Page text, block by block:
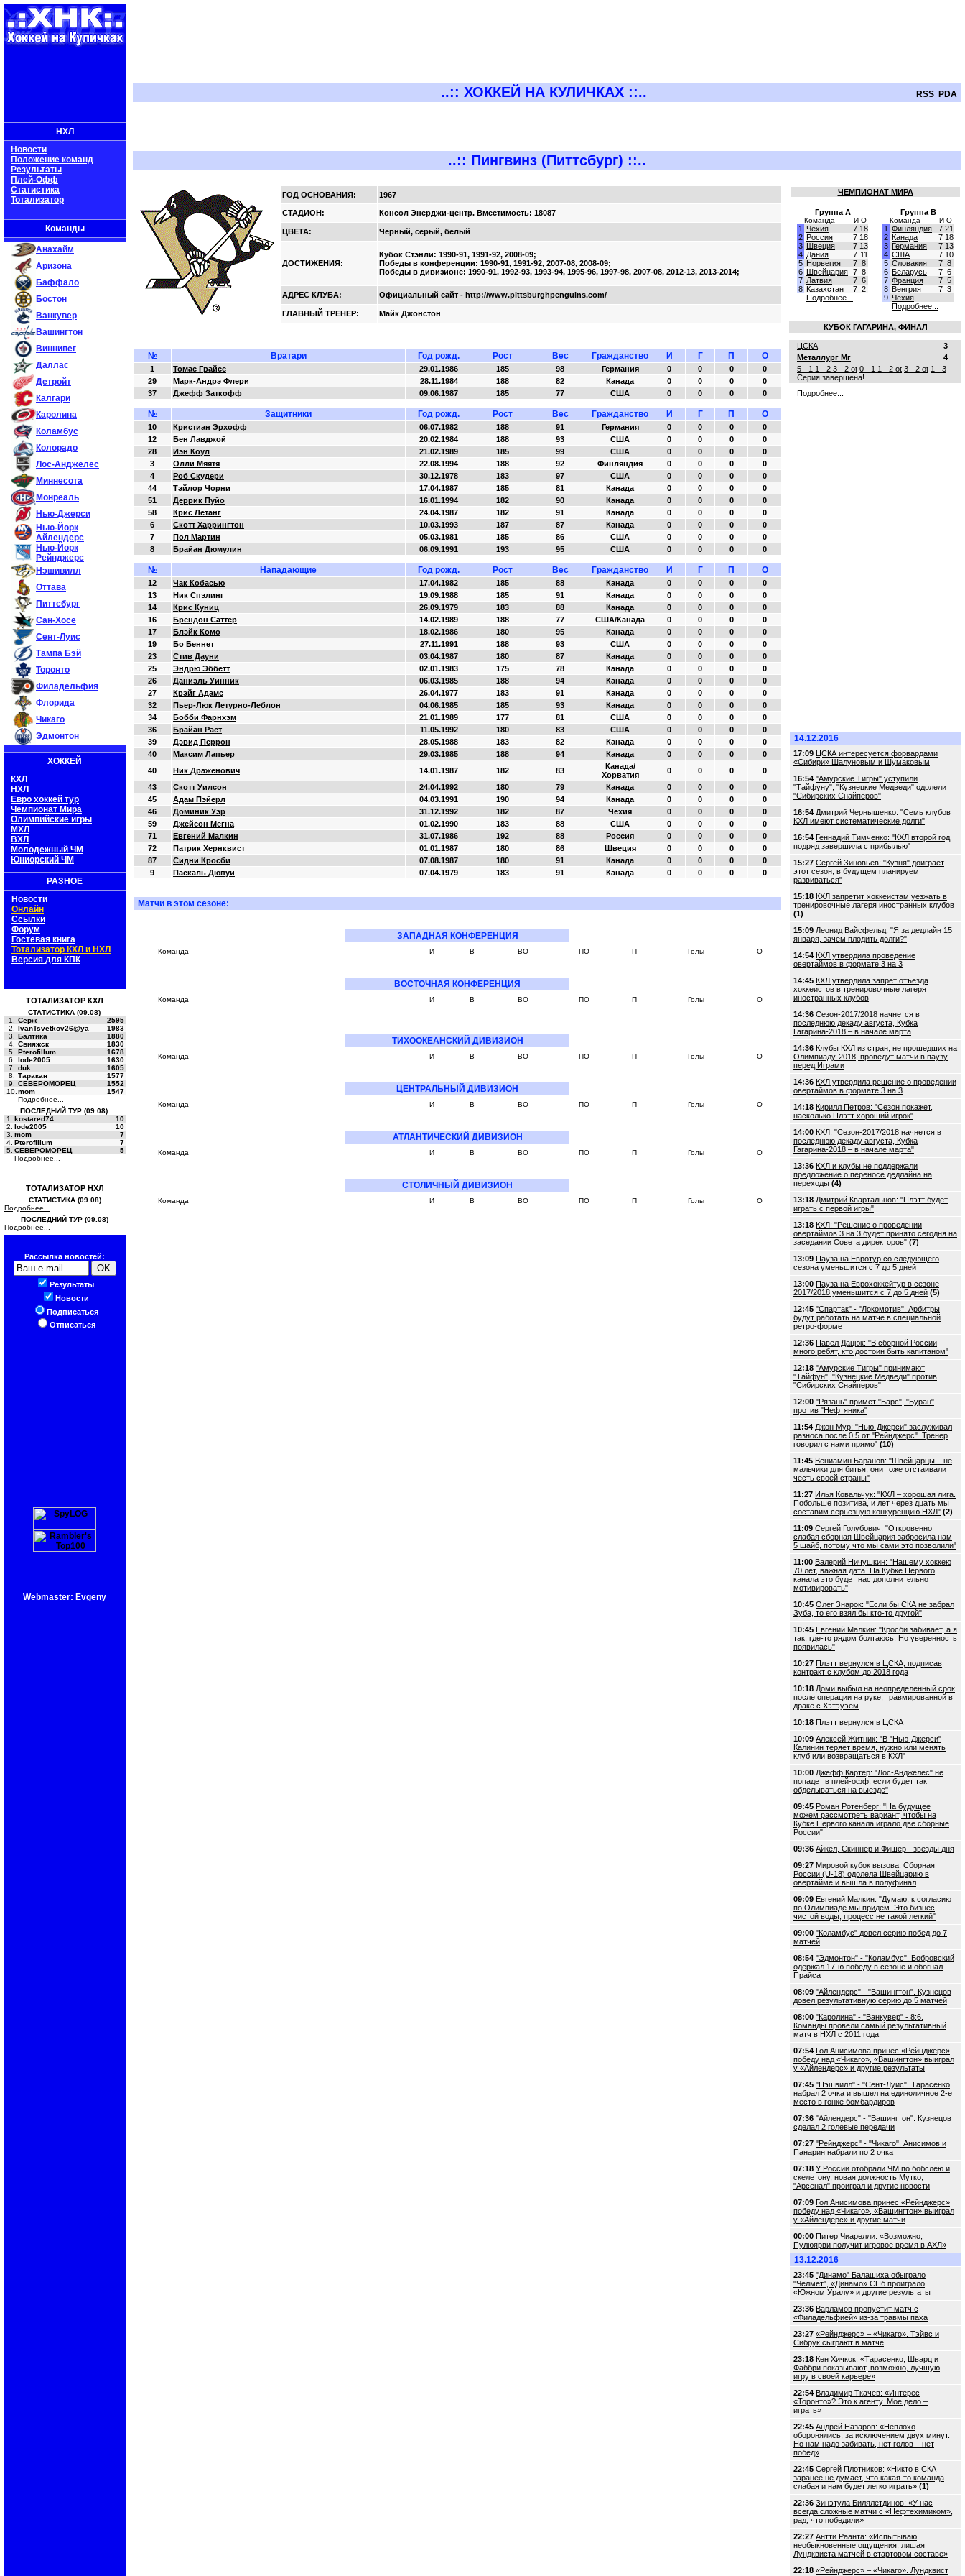
НХЛ
Новости
Положение команд
Результаты
Плей-Офф
Статистика
Тотализатор
Команды
Анахайм
Аризона
Баффало
Бостон
Ванкувер
Вашингтон
Виннипег
Даллас
Детройт
Калгари
Каролина
Коламбус
Колорадо
Лос-Анджелес
Миннесота
Монреаль
Нью-Джерси
Нью-Йорк
Айлендерс
Нью-Йорк
Рейнджерс
Нэшивилл
Оттава
Питтсбург
Сан-Хосе
Сент-Луис
Тампа Бэй
Торонто
Филадельфия
Флорида
Чикаго
Эдмонтон
ХОККЕЙ
КХЛ
НХЛ
Евро хоккей тур
Чемпионат Мира
Олимпийские игры
МХЛ
ВХЛ
Молодежный ЧМ
Юниорский ЧМ
РАЗНОЕ
Новости
Онлайн
Ссылки
Форум
Гостевая книга
Тотализатор КХЛ и НХЛ
Версия для КПК
ТОТАЛИЗАТОР КХЛ
СТАТИСТИКА (09.08)
1.
Серж
2595
2.
IvanTsvetkov26@ya
1983
3.
Балтика
1880
4.
Свияжск
1830
5.
Pterofillum
1678
6.
lode2005
1630
7.
duk
1605
8.
Таракан
1577
9.
СЕВЕРОМОРЕЦ
1552
10. mom
1547
Подробнее...
ПОСЛЕДНИЙ ТУР (09.08)
1.
kostared74
10
2. lode2005
10
3. mom
7
4. Pterofillum
7
5. СЕВЕРОМОРЕЦ
5
Подробнее...
ТОТАЛИЗАТОР НХЛ
СТАТИСТИКА (09.08)
Подробнее...
ПОСЛЕДНИЙ ТУР (09.08)
Подробнее...
Рассылка новостей:
Результаты
Новости
Подписаться
Отписаться
Webmaster: Evgeny
..:: ХОККЕЙ НА КУЛИЧКАХ ::.. RSS PDA
..:: Пингвинз (Питтсбург) ::..
ГОД ОСНОВАНИЯ: 1967
СТАДИОН: Консол Энерджи-центр. Вместимость: 18087
ЦВЕТА: Чёрный, серый, белый
ДОСТИЖЕНИЯ:
Кубок Стэнли: 1990-91, 1991-92, 2008-09;
Победы в конференции: 1990-91, 1991-92, 2007-08, 2008-09;
Победы в дивизионе: 1990-91, 1992-93, 1993-94, 1995-96, 1997-98, 2007-08, 2012-13, 2013-2014;
АДРЕС КЛУБА: Официальный сайт - http://www.pittsburghpenguins.com/
ГЛАВНЫЙ ТРЕНЕР: Майк Джонстон
№ Вратари Год рожд. Рост Вес Гражданство И Г П О
1 Томас Грайсс 29.01.1986 185 98 Германия 0 0 0
0
29
Марк-Андрэ Флери 28.11.1984 188 82 Канада 0 0 0
0
37
Джефф Заткофф 09.06.1987 185 77 США 0 0 0 0
№ Защитники Год рожд. Рост Вес Гражданство И Г П О
10 Кристиан Эрхофф 06.07.1982 188 91 Германия 0 0 0
0
12
Бен Лавджой 20.02.1984 188 93 США 0 0 0
0
28
Иэн Коул 21.02.1989 185 99 США 0 0 0
0
3
Олли Мяятя 22.08.1994 188 92 Финляндия 0 0 0
0
4
Роб Скудери 30.12.1978 183 97 США 0 0 0
0
44
Тэйлор Чорни 17.04.1987 185 81 Канада 0 0 0
0
51
Деррик Пуйо 16.01.1994 182 90 Канада 0 0 0
0
58
Крис Летанг 24.04.1987 182 91 Канада 0 0 0
0
6
Скотт Харрингтон 10.03.1993 187 87 Канада 0 0 0
0
7
Пол Мартин 05.03.1981 185 86 США 0 0 0
0
8
Брайан Дюмулин 06.09.1991 193 95 США 0 0 0 0
№ Нападающие Год рожд. Рост Вес Гражданство И Г П О
12 Чак Кобасью 17.04.1982 185 88 Канада 0 0 0
0
13
Ник Спэлинг 19.09.1988 185 91 Канада 0 0 0
0
14
Крис Куниц 26.09.1979 183 88 Канада 0 0 0
0
16
Брендон Саттер 14.02.1989 188 77 США/Канада 0 0 0
0
17
Блэйк Комо 18.02.1986 180 95 Канада 0 0 0
0
19
Бо Беннет 27.11.1991 188 93 США 0 0 0
0
23
Стив Дауни 03.04.1987 180 87 Канада 0 0 0
0
25
Эндрю Эббетт 02.01.1983 175 78 Канада 0 0 0
0
26
Даниэль Уинник 06.03.1985 188 94 Канада 0 0 0
0
27
Крэйг Адамс 26.04.1977 183 91 Канада 0 0 0
0
32
Пьер-Люк Летурно-Леблон 04.06.1985 185 93 Канада 0 0 0
0
34
Бобби Фарнхэм 21.01.1989 177 81 США 0 0 0
0
36
Брайан Раст 11.05.1992 180 83 США 0 0 0
0
39
Дэвид Перрон 28.05.1988 183 82 Канада 0 0 0
0
40
Максим Лапьер 29.03.1985 188 94 Канада 0 0 0
0
40
Ник Драженович 14.01.1987 182 83
Канада/
Хорватия
0 0 0
0
43
Скотт Уилсон 24.04.1992 180 79 Канада 0 0 0
0
45
Адам Пэйерл 04.03.1991 190 94 Канада 0 0 0
0
46
Доминик Уэр 31.12.1992 182 87 Чехия 0 0 0
0
59
Джейсон Мегна 01.02.1990 183 88 США 0 0 0
0
71
Евгений Малкин 31.07.1986 192 88 Россия 0 0 0
0
72
Патрик Хернквист 01.01.1987 180 86 Швеция 0 0 0
0
87
Сидни Кросби 07.08.1987 180 91 Канада 0 0 0
0
9
Паскаль Дюпуи 07.04.1979 183 91 Канада 0 0 0 0
Матчи в этом сезоне:
ЗАПАДНАЯ КОНФЕРЕНЦИЯ
Команда И В ВО ПО П Голы О
ВОСТОЧНАЯ КОНФЕРЕНЦИЯ
Команда И В ВО ПО П Голы О
ТИХООКЕАНСКИЙ ДИВИЗИОН
Команда И В ВО ПО П Голы О
ЦЕНТРАЛЬНЫЙ ДИВИЗИОН
Команда И В ВО ПО П Голы О
АТЛАНТИЧЕСКИЙ ДИВИЗИОН
Команда И В ВО ПО П Голы О
СТОЛИЧНЫЙ ДИВИЗИОН
Команда И В ВО ПО П Голы О
ЧЕМПИОНАТ МИРА
Группа A
Команда И О
1 Чехия 7 18
2 Россия 7 18
3 Швеция 7 13
4 Дания 7 11
5 Норвегия 7 8
6 Швейцария 7 8
7 Латвия 7 6
8 Казахстан 7 2
Подробнее...
Группа B
Команда И О
1 Финляндия 7 21
2 Канада 7 18
3 Германия 7 13
4 США 7 10
5 Словакия 7 8
6 Беларусь 7 6
7 Франция 7 5
8 Венгрия 7 3
9 Чехия
Подробнее...
КУБОК ГАГАРИНА, ФИНАЛ
ЦСКА
3
Металлург Мг
4
5 - 1 1 - 2 3 - 2 ot 0 - 1 1 - 2 ot 3 - 2 ot 1 - 3
Серия завершена!
Подробнее...
14.12.2016
17:09 ЦСКА интересуется форвардами
«Сибири» Шалуновым и Шумаковым
16:54 "Амурские Тигры" уступили
"Тайфуну", "Кузнецкие Медведи" одолели
"Сибирских Снайперов"
16:54 Дмитрий Чернышенко: "Семь клубов
КХЛ имеют систематические долги"
16:54 Геннадий Тимченко: "КХЛ второй год
подряд завершила с прибылью"
15:27 Сергей Зиновьев: "Кузня" доиграет
этот сезон, в будущем планируем
развиваться"
15:18 КХЛ запретит хоккеистам уезжать в
тренировочные лагеря иностранных клубов
(1)
15:09 Леонид Вайсфельд: "Я за дедлайн 15
января, зачем плодить долги?"
14:54 КХЛ утвердила проведение
овертаймов в формате 3 на 3
14:45 КХЛ утвердила запрет отъезда
хоккеистов в тренировочные лагеря
иностранных клубов
14:36 Сезон-2017/2018 начнется в
последнюю декаду августа, Кубка
Гагарина-2018 – в начале марта
14:36 Клубы КХЛ из стран, не прошедших на
Олимпиаду-2018, проведут матчи в паузу
перед Играми
14:36 КХЛ утвердила решение о проведении
овертаймов в формате 3 на 3
14:18 Кирилл Петров: "Сезон покажет,
насколько Плэтт хороший игрок"
14:00 КХЛ: "Сезон-2017/2018 начнется в
последнюю декаду августа, Кубка
Гагарина-2018 – в начале марта"
13:36 КХЛ и клубы не поддержали
предложение о переносе дедлайна на
переходы (4)
13:18 Дмитрий Квартальнов: "Плэтт будет
играть с первой игры"
13:18 КХЛ: "Решение о проведении
овертаймов 3 на 3 будет принято сегодня на
заседании Совета директоров" (7)
13:09 Пауза на Евротур со следующего
сезона уменьшится с 7 до 5 дней
13:00 Пауза на Еврохоккейтур в сезоне
2017/2018 уменьшится с 7 до 5 дней (5)
12:45 "Спартак" - "Локомотив". Арбитры
будут работать на матче в специальной
ретро-форме
12:36 Павел Дацюк: "В сборной России
много ребят, кто достоин быть капитаном"
12:18 "Амурские Тигры" принимают
"Тайфун", "Кузнецкие Медведи" против
"Сибирских Снайперов"
12:00 "Рязань" примет "Барс", "Буран"
против "Нефтяника"
11:54 Джон Мур: "Нью-Джерси" заслуживал
разноса после 0:5 от "Рейнджерс". Тренер
говорил с нами прямо" (10)
11:45 Вениамин Баранов: "Швейцарцы – не
мальчики для битья, они тоже отстаивали
честь своей страны"
11:27 Илья Ковальчук: "КХЛ – хорошая лига.
Побольше позитива, и лет через дцать мы
составим серьезную конкуренцию НХЛ" (2)
11:09 Сергей Голубович: "Откровенно
слабая сборная Швейцария забросила нам
5 шайб, потому что мы сами это позволили"
11:00 Валерий Ничушкин: "Нашему хоккею
70 лет, важная дата. На Кубке Первого
канала это будет нас дополнительно
мотивировать"
10:45 Олег Знарок: "Если бы СКА не забрал
Зуба, то его взял бы кто-то другой"
10:45 Евгений Малкин: "Кросби забивает, а я
так, где-то рядом болтаюсь. Но уверенность
появилась"
10:27 Плэтт вернулся в ЦСКА, подписав
контракт с клубом до 2018 года
10:18 Доми выбыл на неопределенный срок
после операции на руке, травмированной в
драке с Хэтэуэем
10:18 Плэтт вернулся в ЦСКА
10:09 Алексей Житник: "В "Нью-Джерси"
Калинин теряет время, нужно или менять
клуб или возвращаться в КХЛ"
10:00 Джефф Картер: "Лос-Анджелес" не
попадет в плей-офф, если будет так
обделываться на выезде"
09:45 Роман Ротенберг: "На будущее
можем рассмотреть вариант, чтобы на
Кубке Первого канала играло две сборные
России"
09:36 Айкел, Скиннер и Фишер - звезды дня
09:27 Мировой кубок вызова. Сборная
России (U-18) одолела Швейцарию в
овертайме и вышла в полуфинал
09:09 Евгений Малкин: "Думаю, к согласию
по Олимпиаде мы придем. Это бизнес
чистой воды, процесс не такой легкий"
09:00 "Коламбус" довел серию побед до 7
матчей
08:54 "Эдмонтон" - "Коламбус". Бобровский
одержал 17-ю победу в сезоне и обогнал
Прайса
08:09 "Айлендерс" - "Вашингтон". Кузнецов
довел результативную серию до 5 матчей
08:00 "Каролина" - "Ванкувер" - 8:6.
Команды провели самый результативный
матч в НХЛ с 2011 года
07:54 Гол Анисимова принес «Рейнджерс»
победу над «Чикаго», «Вашингтон» выиграл
у «Айлендерс» и другие результаты
07:45 "Нэшвилл" - "Сент-Луис". Тарасенко
набрал 2 очка и вышел на единоличное 2-е
место в гонке бомбардиров
07:36 "Айлендерс" - "Вашингтон". Кузнецов
сделал 2 голевые передачи
07:27 "Рейнджерс" - "Чикаго". Анисимов и
Панарин набрали по 2 очка
07:18 У России отобрали ЧМ по бобслею и
скелетону, новая должность Мутко,
"Арсенал" проиграл и другие новости
07:09 Гол Анисимова принес «Рейнджерс»
победу над «Чикаго», «Вашингтон» выиграл
у «Айлендерс» и другие матчи
00:00 Питер Чиарелли: «Возможно,
Пулюярви получит игровое время в АХЛ»
13.12.2016
23:45 "Динамо" Балашиха обыграло
"Челмет", «Динамо» СПб проиграло
«Южном Уралу» и другие результаты
23:36 Варламов пропустит матч с
«Филадельфией» из-за травмы паха
23:27 «Рейнджерс» – «Чикаго». Тэйвс и
Сибрук сыграют в матче
23:18 Кен Хичкок: «Тарасенко, Шварц и
Фаббри показывают, возможно, лучшую
игру в своей карьере»
22:54 Владимир Ткачев: «Интерес
«Торонто»? Это к агенту. Мое дело –
играть»
22:45 Андрей Назаров: «Неплохо
оборонялись, за исключением двух минут.
Но нам надо забивать, нет голов – нет
побед»
22:45 Сергей Плотников: «Никто в СКА
заранее не думает, что какая-то команда
слабая и нам будет легко играть» (1)
22:36 Зинэтула Билялетдинов: «У нас
всегда сложные матчи с «Нефтехимиком»,
рад, что победили»
22:27 Антти Раанта: «Испытываю
необыкновенные ощущения, лишая
Лундквиста матчей в стартовом составе»
22:18 «Рейнджерс» – «Чикаго». Лундквист